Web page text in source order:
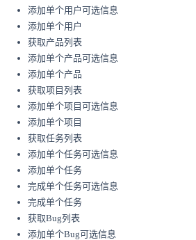
添加单个用户可选信息
添加单个用户
获取产品列表
添加单个产品可选信息
添加单个产品
获取项目列表
添加单个项目可选信息
添加单个项目
获取任务列表
添加单个任务可选信息
添加单个任务
完成单个任务可选信息
完成单个任务
获取Bug列表
添加单个Bug可选信息